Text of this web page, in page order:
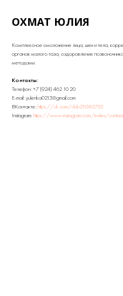
ОХМАТ ЮЛИЯ
Комплексное омоложение лица, шеи и тела,
органов малого таза, оздоровление
методами.
Контакты:
Телефон: +7 (924) 462 10 20
E-mail: yulenka0215@gmail.com
ВКонтакте:https://vk.com/club211692732
Instagram:https://www.instagram.com/invites/